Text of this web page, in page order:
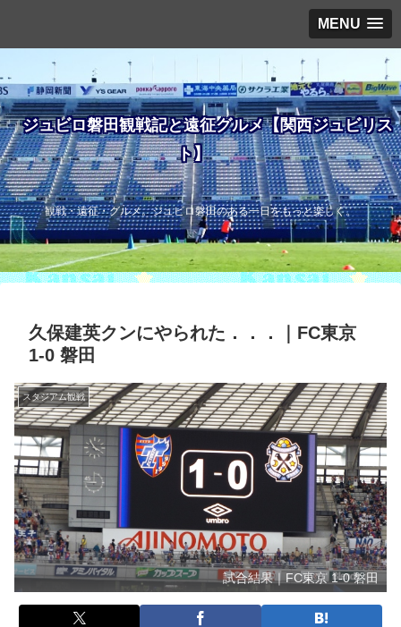
MENU
ジュビロ磐田観戦記と遠征グルメ【関西ジュビリス
ト】
観戦・遠征・グルメ。ジュビロ磐田のある一日をもっと楽しく。
久保建英クンにやられた．．．｜FC東京
1-0 磐田
スタジアム観戦
試合結果｜FC東京 1-0 磐田